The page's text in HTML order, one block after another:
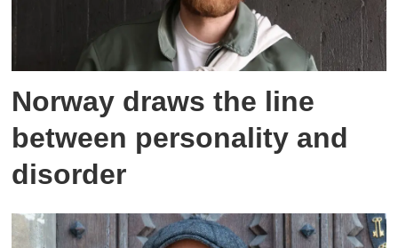
Norway draws the line
between personality and
disorder